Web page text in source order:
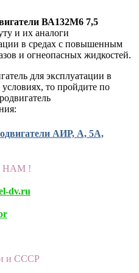
ВА132М6 7,5
и их аналоги
в средах с повышенным
и огнеопасных жидкостей.
для эксплуатации в
то пройдите по
АИР, А, 5А,
НАМ !
dv.ru
и СССР